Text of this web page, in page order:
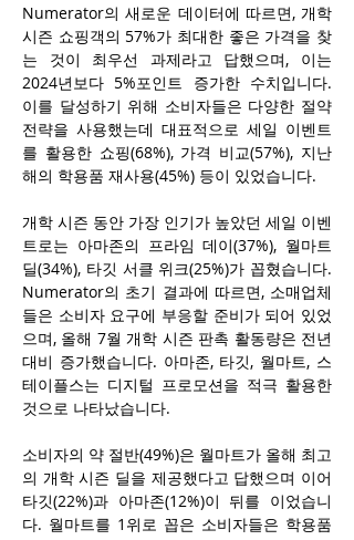
Numerator의 새로운 데이터에 따르면, 개학
시즌 쇼핑객의 57%가 최대한 좋은 가격을 찾
는 것이 최우선 과제라고 답했으며, 이는
2024년보다 5%포인트 증가한 수치입니다.
이를 달성하기 위해 소비자들은 다양한 절약
전략을 사용했는데 대표적으로 세일 이벤트
를 활용한 쇼핑(68%), 가격 비교(57%), 지난
해의 학용품 재사용(45%) 등이 있었습니다.
개학 시즌 동안 가장 인기가 높았던 세일 이벤
트로는 아마존의 프라임 데이(37%), 월마트
딜(34%), 타깃 서클 위크(25%)가 꼽혔습니다.
Numerator의 초기 결과에 따르면, 소매업체
들은 소비자 요구에 부응할 준비가 되어 있었
으며, 올해 7월 개학 시즌 판촉 활동량은 전년
대비 증가했습니다. 아마존, 타깃, 월마트, 스
테이플스는 디지털 프로모션을 적극 활용한
것으로 나타났습니다.
소비자의 약 절반(49%)은 월마트가 올해 최고
의 개학 시즌 딜을 제공했다고 답했으며 이어
타깃(22%)과 아마존(12%)이 뒤를 이었습니
다. 월마트를 1위로 꼽은 소비자들은 학용품